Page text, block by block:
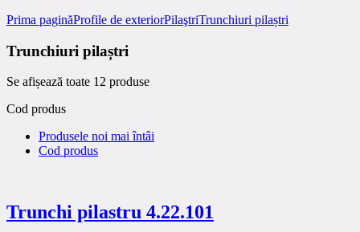
Prima paginăProfile de exteriorPilaştriTrunchiuri pilaștri
Trunchiuri pilaștri
Se afișează toate 12 produse
Cod produs
Produsele noi mai întâi
Cod produs
Trunchi pilastru 4.22.101